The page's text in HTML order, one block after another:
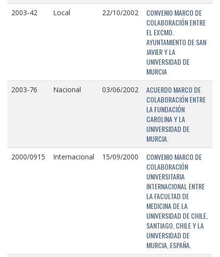
2003-42 Local 22/10/2002
CONVENIO MARCO DE
COLABORACIÓN ENTRE
EL EXCMO.
AYUNTAMIENTO DE SAN
JAVIER Y LA
UNIVERSIDAD DE
MURCIA
2003-76 Nacional 03/06/2002
ACUERDO MARCO DE
COLABORACIÓN ENTRE
LA FUNDACIÓN
CAROLINA Y LA
UNIVERSIDAD DE
MURCIA.
2000/0915 Internacional 15/09/2000
CONVENIO MARCO DE
COLABORACIÓN
UNIVERSITARIA
INTERNACIONAL ENTRE
LA FACULTAD DE
MEDICINA DE LA
UNIVERSIDAD DE CHILE,
SANTIAGO, CHILE Y LA
UNIVERSIDAD DE
MURCIA, ESPAÑA.